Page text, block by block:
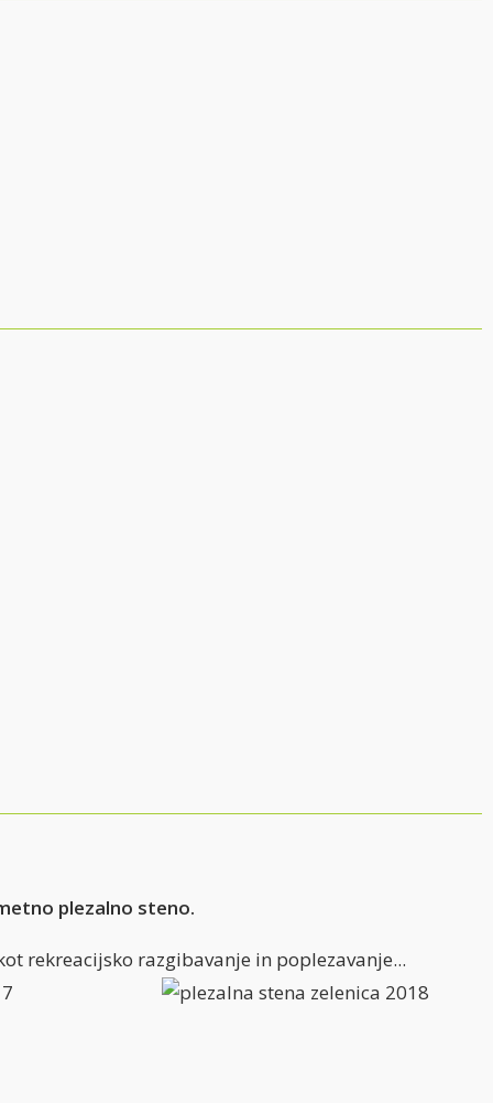
plezalno steno.
rekreacijsko razgibavanje in poplezavanje...